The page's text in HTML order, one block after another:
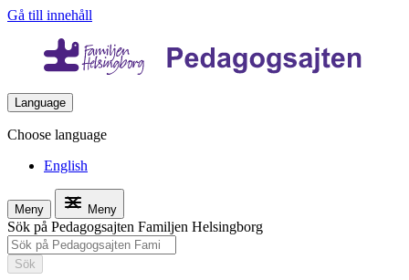
Gå till innehåll
Language
Choose language
English
Meny Meny
Sök på Pedagogsajten Familjen Helsingborg
Sök